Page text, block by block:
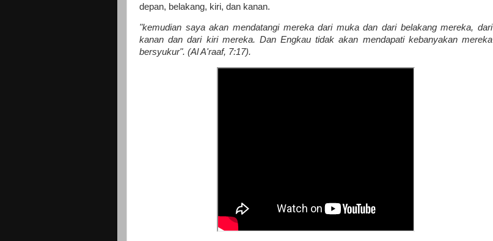
depan, belakang, kiri, dan kanan.
"kemudian saya akan mendatangi mereka dari muka dan dari belakang mereka, dari
kanan dan dari kiri mereka. Dan Engkau tidak akan mendapati kebanyakan mereka
bersyukur". (Al A'raaf, 7:17).